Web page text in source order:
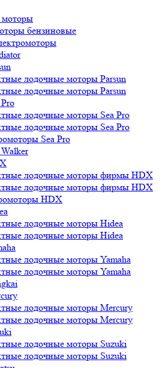
бензиновые
лодочные моторы Parsun
лодочные моторы Parsun
лодочные моторы Sea Pro
лодочные моторы Sea Pro
Sea Pro
лодочные моторы фирмы HDX
лодочные моторы фирмы HDX
HDX
лодочные моторы Hidea
лодочные моторы Hidea
лодочные моторы Yamaha
лодочные моторы Yamaha
лодочные моторы Mercury
лодочные моторы Mercury
лодочные моторы Suzuki
лодочные моторы Suzuki